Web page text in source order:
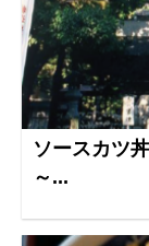
ソースカツ
～...